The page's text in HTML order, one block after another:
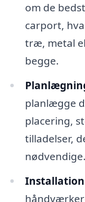
om de
carport,
træ, metal
begge.
planlægge
placering,
tilladelser,
nødvendige.